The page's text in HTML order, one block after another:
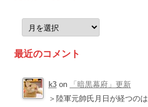
カ
最近のコメント
k3 on
「暗黒幕府」更新
＞陸軍元帥氏月日が経つの